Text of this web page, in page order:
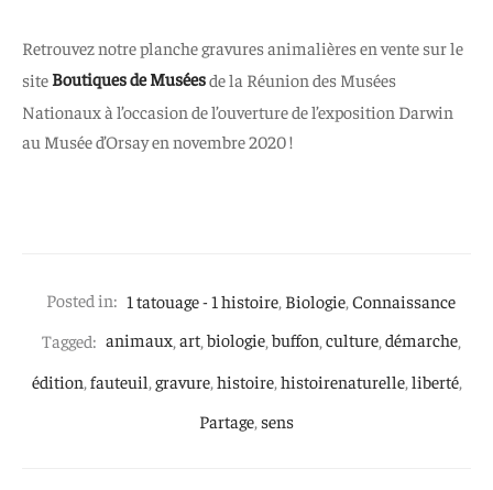
Retrouvez notre planche gravures animalières en vente sur le
siteBoutiques de Muséesde la Réunion des Musées
Nationaux à l’occasion de l’ouverture de l’exposition Darwin
au Musée d’Orsay en novembre 2020 !
Posted in: 1 tatouage - 1 histoire Biologie Connaissance
Tagged: animaux, art, biologie, buffon culture, démarche,
édition fauteuil gravure, histoire, histoirenaturelle, liberté,
Partage, sens